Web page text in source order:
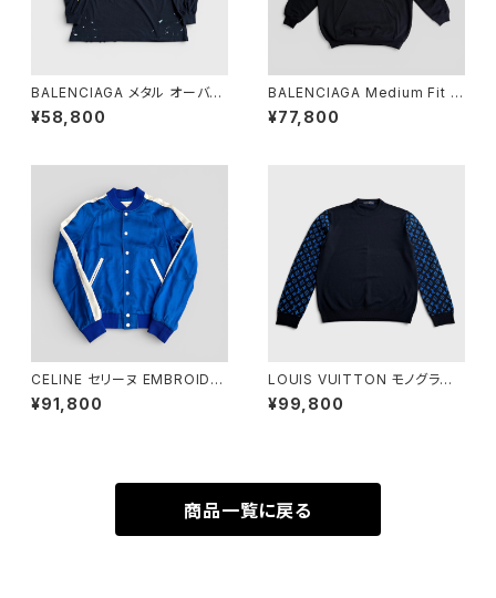
BALENCIAGA メタル オーバー
サイズ ロングスリーブ Tシャツ
ブラック 4
¥58,800
BALENCIAGA Medium Fit H
oodie Overlayer Political
Campaign Black XS
¥77,800
CELINE セリーヌ EMBROIDE
RED TEDDY IN SATIN ELEC
TRIC BLUE 44 2V885164I.0
¥91,800
LOUIS VUITTON モノグラム
ミックス カシミア クルーネック
L
¥99,800
商品一覧に戻る